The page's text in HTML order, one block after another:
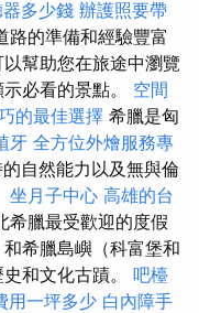
多少錢 辦護照要帶
路的準備和經驗豐富
幫助您在旅途中瀏覽
必看的景點。 空間
的最佳選擇 希臘是匈
牙 全方位外燴服務專
自然能力以及無與倫
坐月子中心 高雄的台
希臘最受歡迎的度假
希臘島嶼（科富堡和
和文化古蹟。 吧檯
用一坪多少 白內障手